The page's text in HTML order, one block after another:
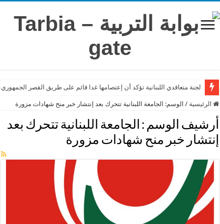
لجنة متعاقدي اللبنانية تؤكد أن إعتصامها غدا قائم على طريق القصر الجمهوري
الرئيسية / الوسم: الجامعة اللبنانية تتحرك بعد إنتشار خبر منح شهادات مزورة
أرشيف الوسم : الجامعة اللبنانية تتحرك بعد
إنتشار خبر منح شهادات مزورة